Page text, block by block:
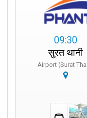
09:30
सुरत थानी
Airport (Surat